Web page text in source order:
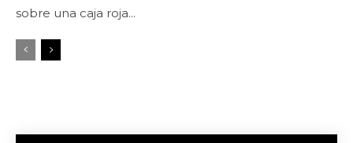
sobre una caja roja...